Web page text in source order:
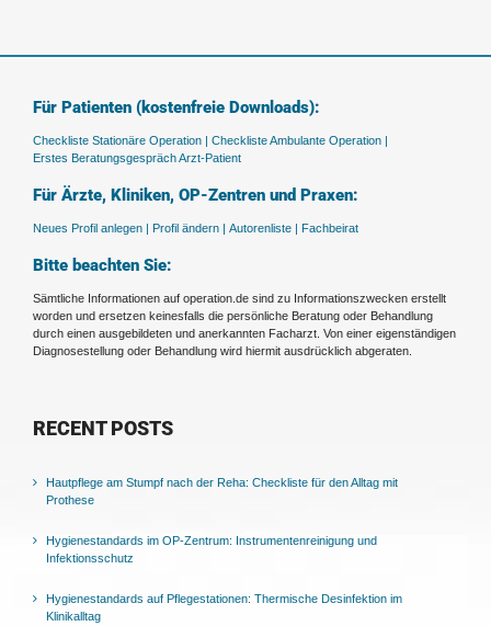
Für Patienten (kostenfreie Downloads):
Checkliste Stationäre Operation | Checkliste Ambulante Operation |
Erstes Beratungsgespräch Arzt-Patient
Für Ärzte, Kliniken, OP-Zentren und Praxen:
Neues Profil anlegen | Profil ändern | Autorenliste | Fachbeirat
Bitte beachten Sie:
Sämtliche Informationen auf operation.de sind zu Informationszwecken erstellt
worden und ersetzen keinesfalls die persönliche Beratung oder Behandlung
durch einen ausgebildeten und anerkannten Facharzt. Von einer eigenständigen
Diagnosestellung oder Behandlung wird hiermit ausdrücklich abgeraten.
RECENT POSTS
Hautpflege am Stumpf nach der Reha: Checkliste für den Alltag mit
Prothese
Hygienestandards im OP-Zentrum: Instrumentenreinigung und
Infektionsschutz
Hygienestandards auf Pflegestationen: Thermische Desinfektion im
Klinikalltag